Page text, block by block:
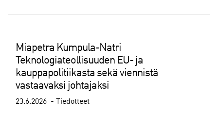
Miapetra Kumpula-Natri
Teknologiateollisuuden EU- ja
kauppapolitiikasta sekä viennistä
vastaavaksi johtajaksi
23.6.2026 Tiedotteet